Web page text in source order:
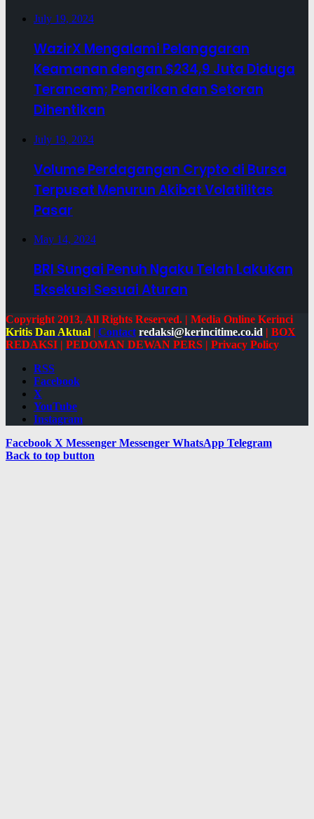
July 19, 2024
WazirX Mengalami Pelanggaran
Keamanan dengan $234,9 Juta Diduga
Terancam; Penarikan dan Setoran
Dihentikan
July 19, 2024
Volume Perdagangan Crypto di Bursa
Terpusat Menurun Akibat Volatilitas
Pasar
May 14, 2024
BRI Sungai Penuh Ngaku Telah Lakukan
Eksekusi Sesuai Aturan
Copyright 2013, All Rights Reserved. | Media Online Kerinci
Kritis Dan Aktual | Contact redaksi@kerincitime.co.id | BOX
REDAKSI | PEDOMAN DEWAN PERS | Privacy Policy
RSS
Facebook
X
YouTube
Instagram
Facebook X Messenger Messenger WhatsApp Telegram
Back to top button